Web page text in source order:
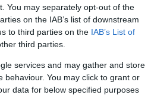
You may separately opt-out of the
on the IAB’s list of downstream
to third parties on the IAB’s List of
third parties.
services and may gather and store
behaviour. You may click to grant or
data for below specified purposes
en